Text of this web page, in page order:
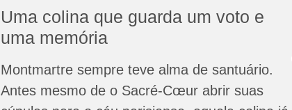
Uma colina que guarda um voto e
uma memória
Montmartre sempre teve alma de santuário.
Antes mesmo de o Sacré-Cœur abrir suas